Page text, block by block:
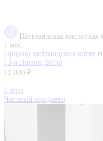
Шотландская вислоухая
1 мес.
Продаю шотландских котят
13-я Линия, 50/58
12 000 ₽
Елена
Частный продавец